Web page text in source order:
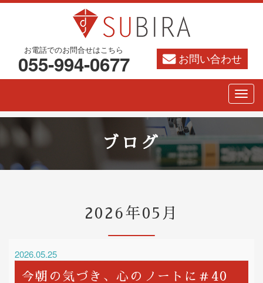
お電話でのお問合せはこちら
055-994-0677 お問い合わせ
ブログ
2026年05月
2026.05.25
今朝の気づき、心のノートに＃40